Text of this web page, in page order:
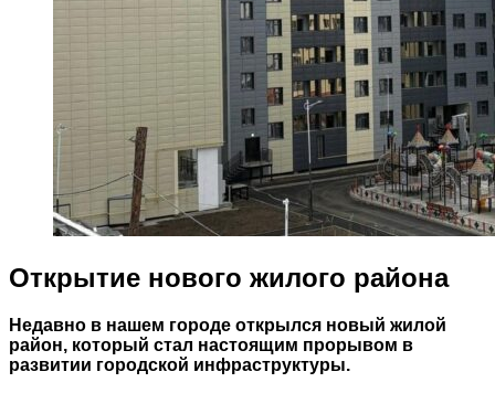
Открытие нового жилого района
Недавно в нашем городе открылся новый жилой
район, который стал настоящим прорывом в
развитии городской инфраструктуры.